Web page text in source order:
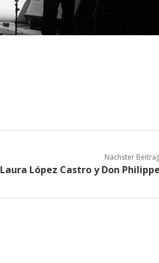
Nächster
Laura López Castro y Don